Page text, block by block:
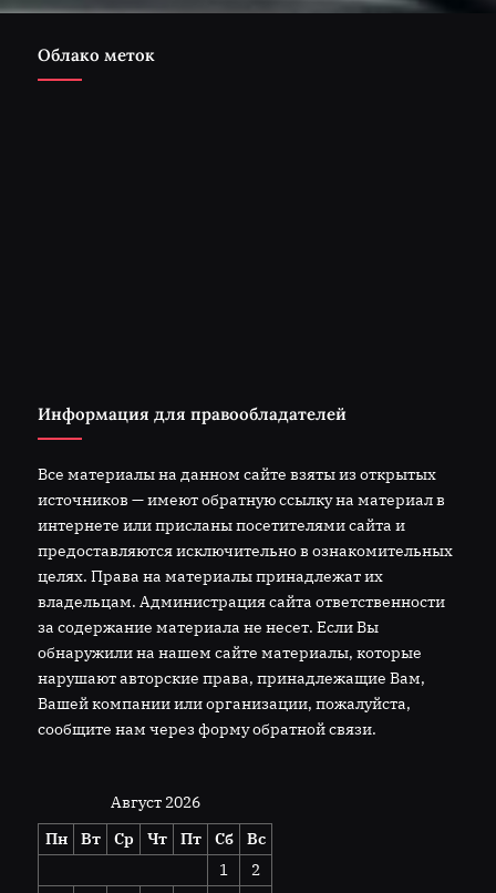
Облако меток
Информация для правообладателей
Все материалы на данном сайте взяты из открытых
источников — имеют обратную ссылку на материал в
интернете или присланы посетителями сайта и
предоставляются исключительно в ознакомительных
целях. Права на материалы принадлежат их
владельцам. Администрация сайта ответственности
за содержание материала не несет. Если Вы
обнаружили на нашем сайте материалы, которые
нарушают авторские права, принадлежащие Вам,
Вашей компании или организации, пожалуйста,
сообщите нам через форму обратной связи.
Август 2026
Пн
Вт Ср Чт Пт Сб
Вс
1
2